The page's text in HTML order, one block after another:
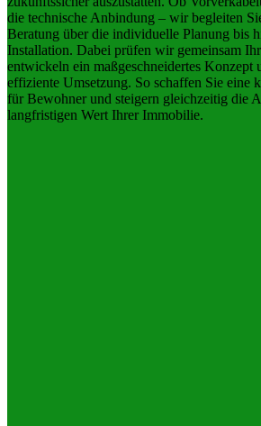
die technische Anbindung – wir begleiten
Beratung über die individuelle Planung bis
Installation. Dabei prüfen wir gemeinsam
entwickeln ein maßgeschneidertes Konzept
effiziente Umsetzung. So schaffen Sie eine
für Bewohner und steigern gleichzeitig die
langfristigen Wert Ihrer Immobilie.